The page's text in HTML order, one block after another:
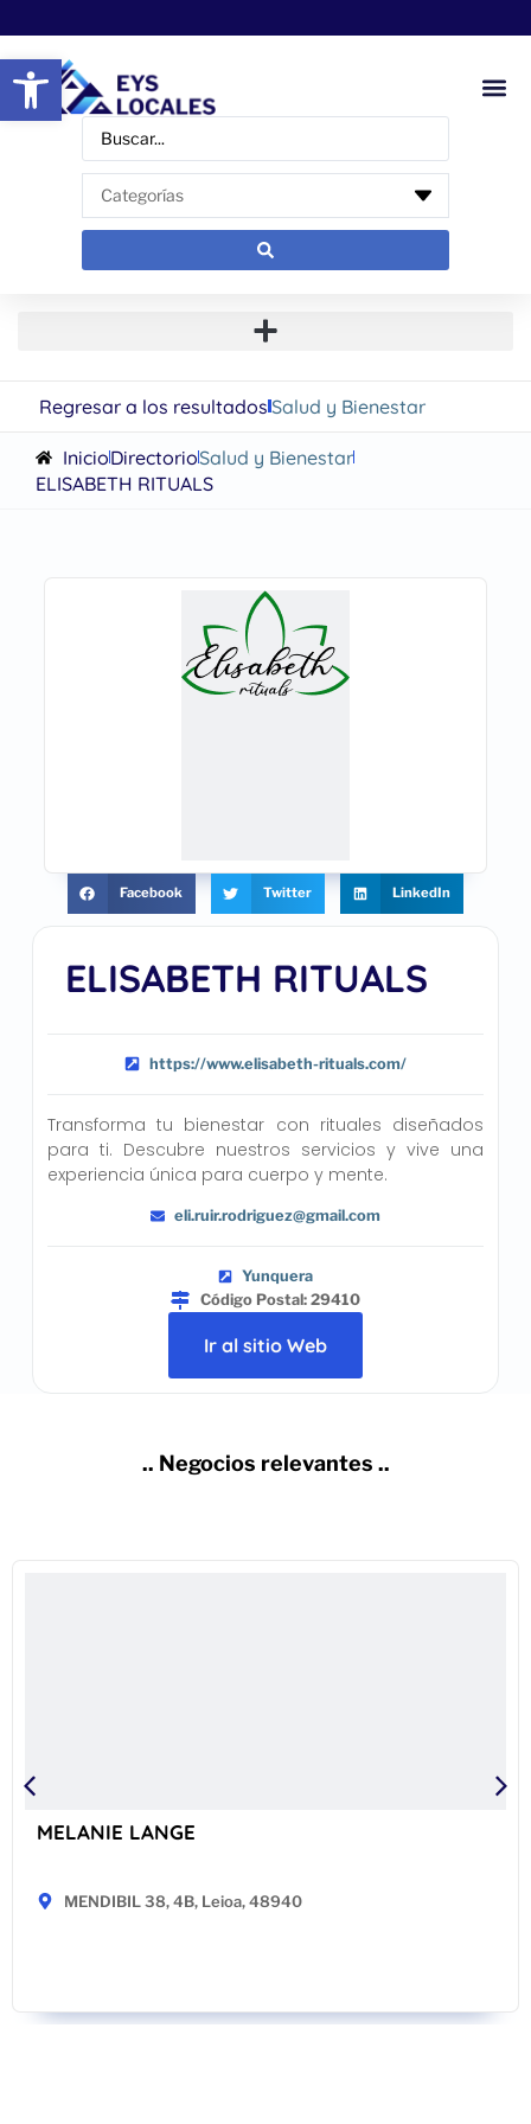
Abrir barra de herramientas
Regresar a los resultadosSalud y Bienestar
InicioDirectorioSalud y Bienestar
ELISABETH RITUALS
ELISABETH RITUALS
https://www.elisabeth-rituals.com/
Transforma tu bienestar con rituales diseñados
para ti. Descubre nuestros servicios y vive una
experiencia única para cuerpo y mente.
eli.ruir.rodriguez@gmail.com
Yunquera
Código Postal: 29410
Ir al sitio Web
Facebook Twitter LinkedIn
.. Negocios relevantes ..
MELANIE LANGE
MENDIBIL 38, 4B, Leioa, 48940